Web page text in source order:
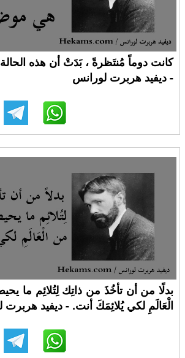
كانت دوماً مُنتَظرةً ، بَدَتْ أن هذه
- ديفيد هربرت لورانس
بدلًا من أن تأخُذَ من ذاتِك لِتُلائِم ما
الْعَالَمِ لكي يُلائِمَكَ أنت. - ديفيد